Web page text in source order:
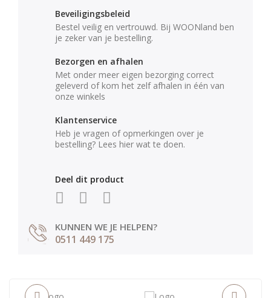
Beveiligingsbeleid
Bestel veilig en vertrouwd. Bij WOONland ben
je zeker van je bestelling.
Bezorgen en afhalen
Met onder meer eigen bezorging correct
geleverd of kom het zelf afhalen in één van
onze winkels
Klantenservice
Heb je vragen of opmerkingen over je
bestelling? Lees hier wat te doen.
Deel dit product
KUNNEN WE JE HELPEN?
0511 449 175